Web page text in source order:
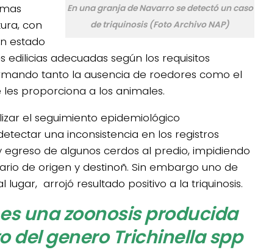
En una granja de Navarro se detectó un caso
de triquinosis (Foto Archivo NAP)
con
estado
edilicias adecuadas según los requisitos
tanto la ausencia de roedores como el
proporciona a los animales.
el seguimiento epidemiológico
una inconsistencia en los registros
de algunos cerdos al predio, impidiendo
de origen y destinoñ. Sin embargo uno de
lugar, arrojó resultado positivo a la triquinosis.
una zoonosis producida
del genero Trichinella spp